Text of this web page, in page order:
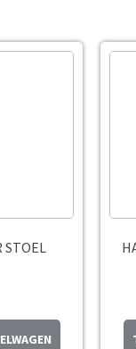
STOEL